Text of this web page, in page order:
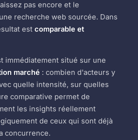
pas encore et le
recherche web sourcée. Dans
estcomparable et
immédiatement situé sur une
marché : combien d'acteurs y
quelle intensité, sur quelles
comparative permet de
les insights réellement
de ceux qui sont déjà
concurrence.